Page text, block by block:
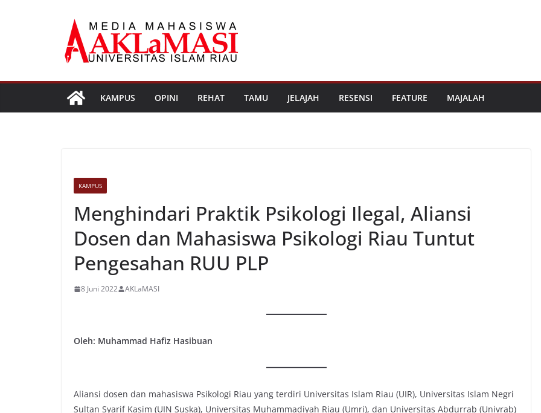
KAMPUS OPINI REHAT TAMU JELAJAH RESENSI FEATURE MAJALAH
KAMPUS
Menghindari Praktik Psikologi Ilegal, Aliansi
Dosen dan Mahasiswa Psikologi Riau Tuntut
Pengesahan RUU PLP
8 Juni 2022 AKLaMASI
Oleh: Muhammad Hafiz Hasibuan
Aliansi dosen dan mahasiswa Psikologi Riau yang terdiri Universitas Islam Riau (UIR), Universitas Islam Negri
Sultan Syarif Kasim (UIN Suska), Universitas Muhammadiyah Riau (Umri), dan Universitas Abdurrab (Univrab)